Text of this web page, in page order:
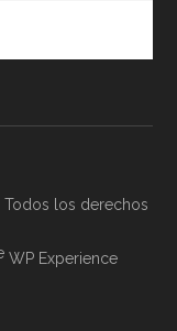
los derechos
WP Experience